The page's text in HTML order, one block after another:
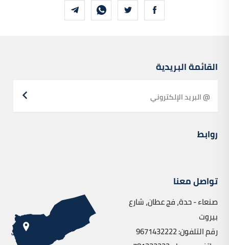
القائمة البريدية
روابط
تواصل معنا
صنعاء - حدة، فج عطان، شارع
بيروت
رقم التلفون: 9671432222